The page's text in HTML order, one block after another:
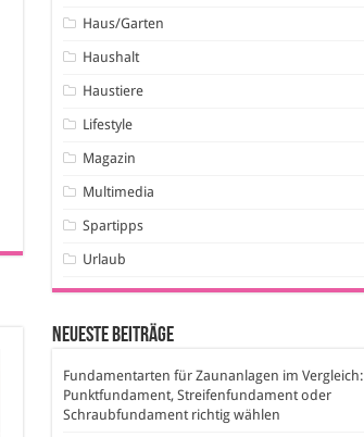
Haus/Garten
Haushalt
Haustiere
Lifestyle
Magazin
Multimedia
Spartipps
Urlaub
Neueste Beiträge
Fundamentarten für Zaunanlagen im Vergleich:
Punktfundament, Streifenfundament oder
Schraubfundament richtig wählen